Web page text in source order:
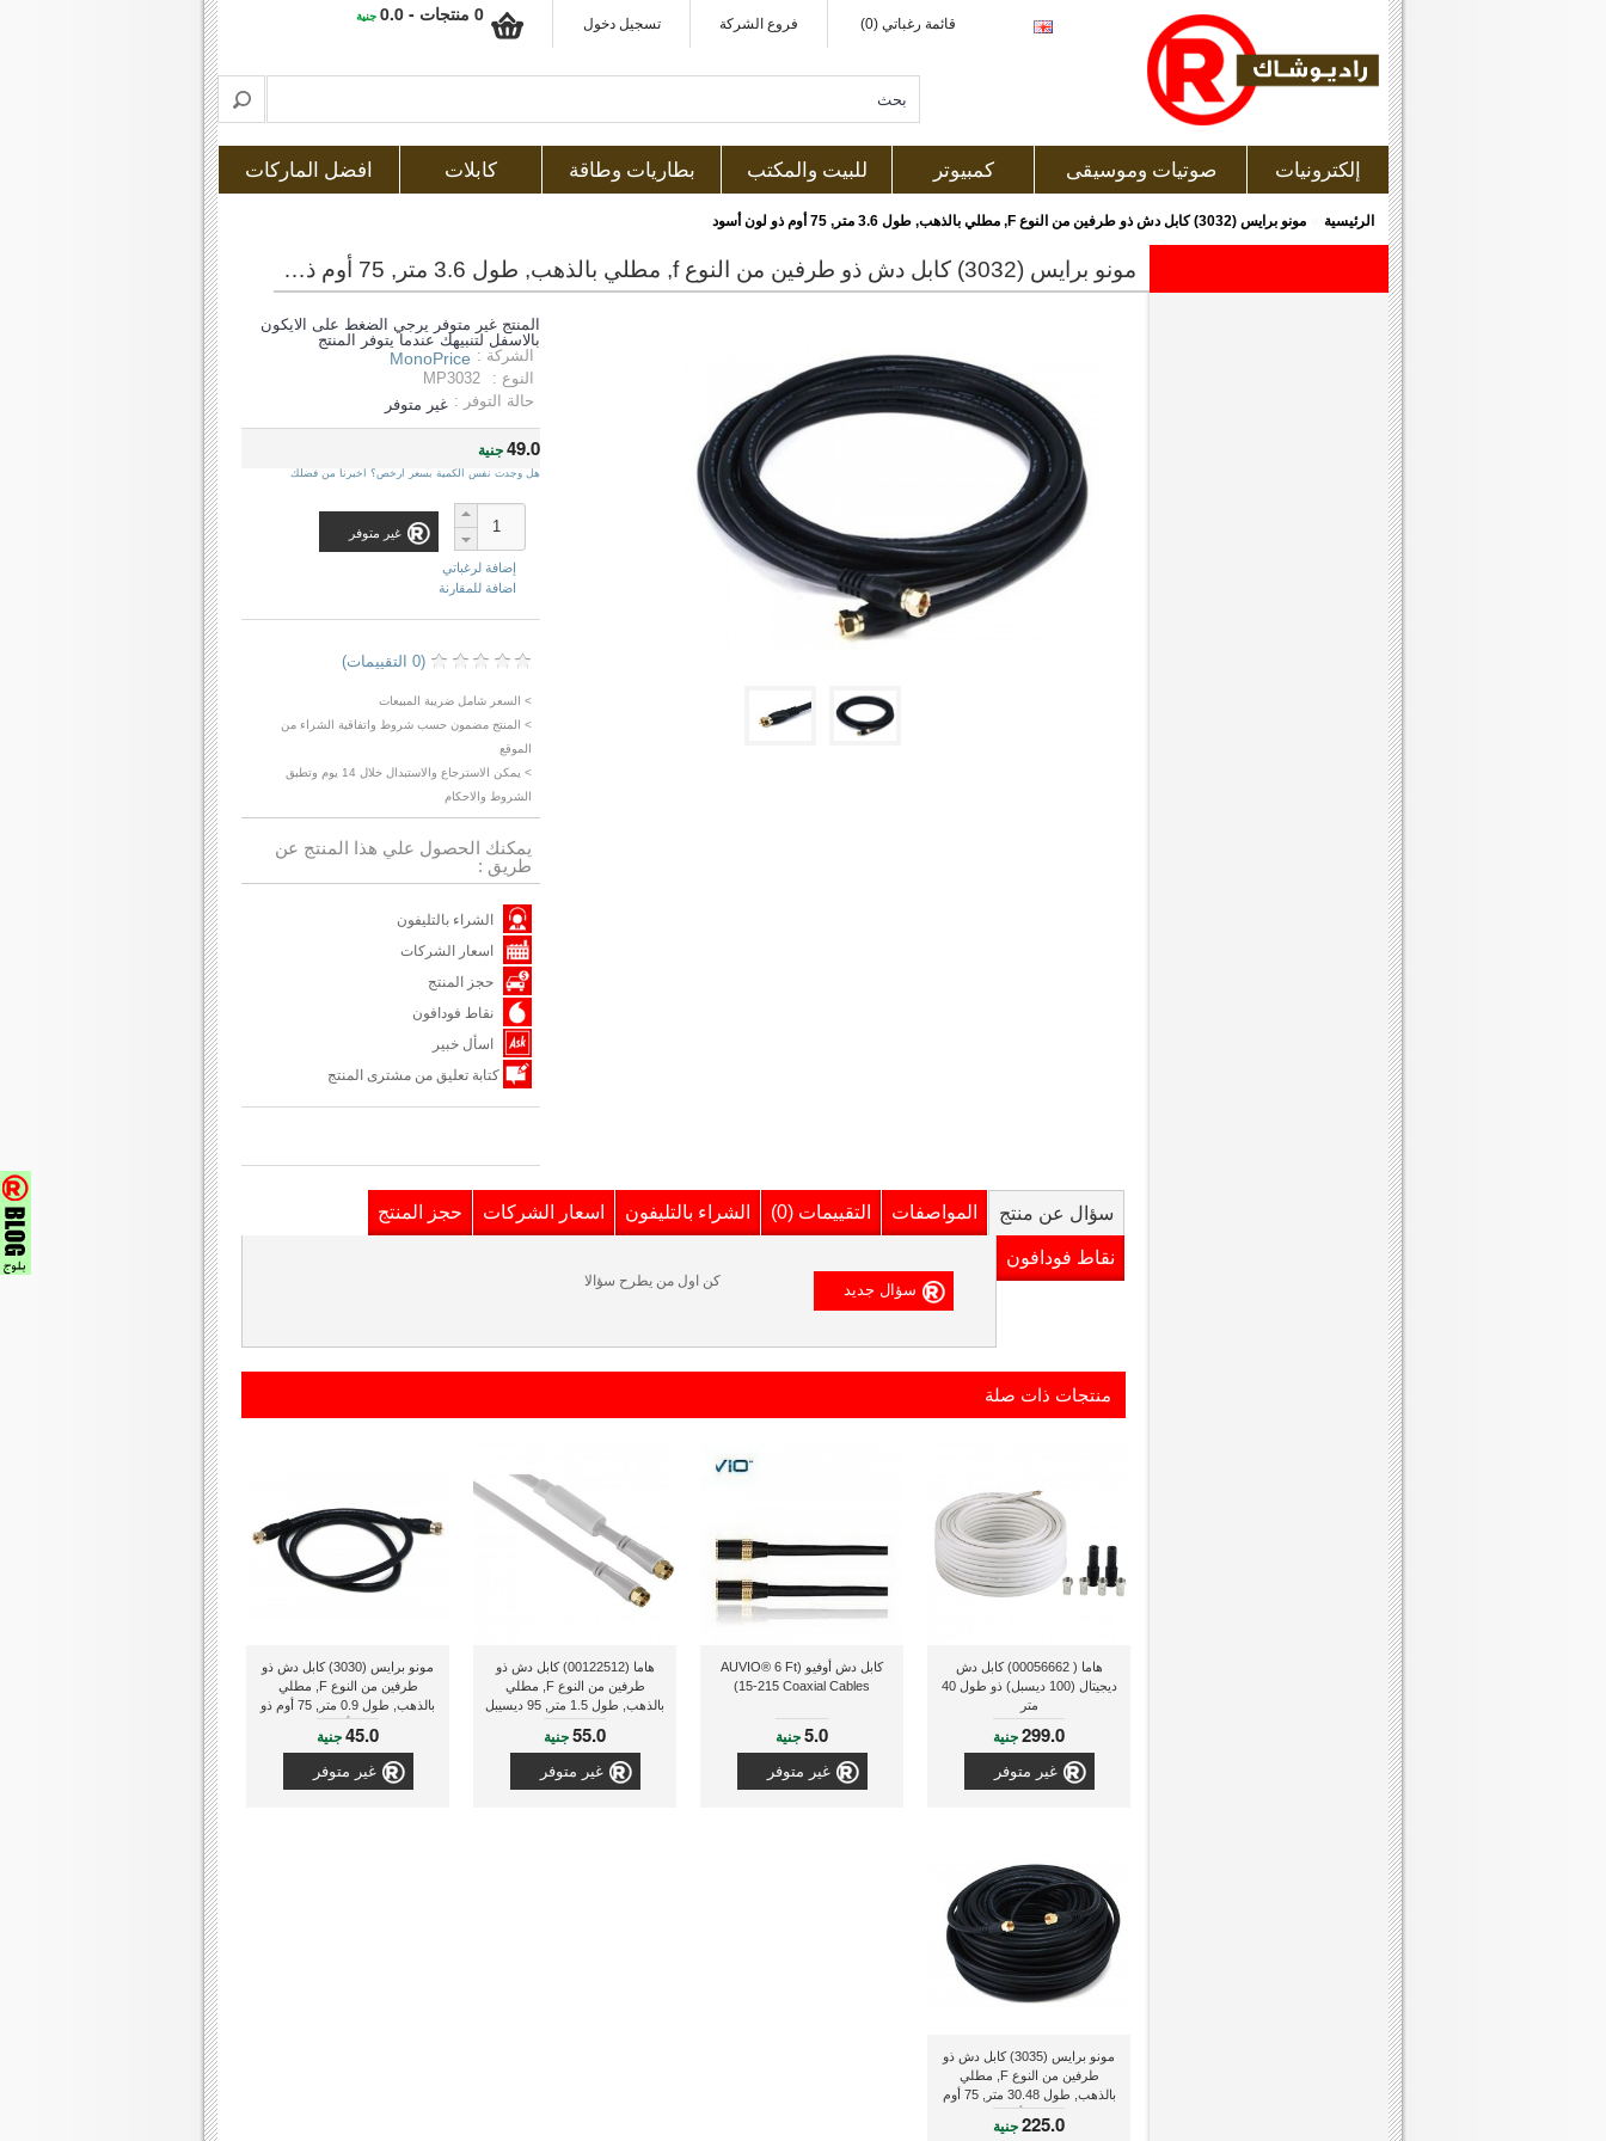
قائمة رغباتي (0) فروع الشركة تسجيل دخول 0 منتجات - 0.0 جنية
إلكترونيات صوتيات وموسيقى كمبيوتر للبيت والمكتب بطاريات وطاقة كابلات افضل الماركات
الرئيسية مونو برايس (3032) كابل دش ذو طرفين من النوع F, مطلي بالذهب, طول 3.6 متر, 75 أوم ذو لون أسود
مونو برايس (3032) كابل دش ذو طرفين من النوع f, مطلي بالذهب, طول 3.6 متر, 75 أوم ذو لون أسود
المنتج غير متوفر يرجي الضغط على الايكون
بالاسفل لتنبيهك عندما يتوفر المنتج
الشركة : MonoPrice
النوع :
MP3032
حالة التوفر : غير متوفر
49.0جنية
هل وجدت نفس الكمية بسعر ارخص؟ اخبرنا من فضلك
غير متوفر
إضافة لرغباتي
اضافة للمقارنة
(0 التقييمات)
> السعر شامل ضريبة المبيعات
> المنتج مضمون حسب شروط واتفاقية الشراء من
الموقع
> يمكن الاسترجاع والاستبدال خلال 14 يوم وتطبق
الشروط والاحكام
يمكنك الحصول علي هذا المنتج عن
طريق :
الشراء بالتليفون
اسعار الشركات
حجز المنتج
نقاط فودافون
اسأل خبير
كتابة تعليق من مشترى المنتج
سؤال عن منتج المواصفات التقييمات (0) الشراء بالتليفون اسعار الشركات حجز المنتج
نقاط فودافون
كن اول من يطرح سؤالا
منتجات ذات صلة
هاما ( 00056662) كابل دش
ديجيتال (100 ديسبل) ذو طول 40
متر
299.0جنية
غير متوفر
كابل دش أوفيو (AUVIO® 6 Ft
15-215 Coaxial Cables)
5.0جنية
غير متوفر
هاما (00122512) كابل دش ذو
طرفين من النوع F, مطلي
بالذهب, طول 1.5 متر, 95 ديسيبل
55.0جنية
غير متوفر
مونو برايس (3030) كابل دش ذو
طرفين من النوع F, مطلي
بالذهب, طول 0.9 متر, 75 أوم ذو
لون أسود
45.0جنية
غير متوفر
مونو برايس (3035) كابل دش ذو
طرفين من النوع F, مطلي
بالذهب, طول 30.48 متر, 75 أوم
ذو لون أسود
225.0جنية